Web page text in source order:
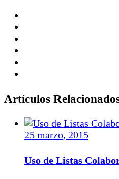
Artículos
25 marzo, 2015
Uso de Listas